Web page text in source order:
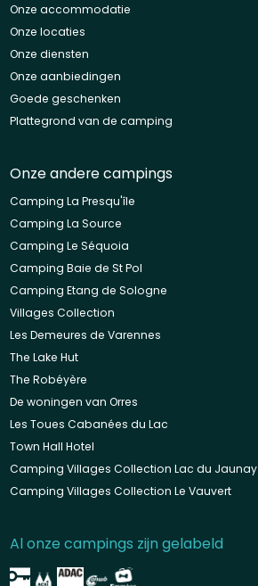
Onze accommodatie
Onze locaties
Onze diensten
Onze aanbiedingen
Goede geschenken
Plattegrond van de camping
Onze andere campings
Camping La Presqu'île
Camping La Source
Camping Le Séquoia
Camping Baie de St Pol
Camping Etang de Sologne
Villages Collection
Les Demeures de Varennes
The Lake Hut
The Robéyère
De woningen van Orres
Les Toues Cabanées du Lac
Town Hall Hotel
Camping Villages Collection Lac du Jaunay
Camping Villages Collection Le Vauvert
Al onze campings zijn gelabeld